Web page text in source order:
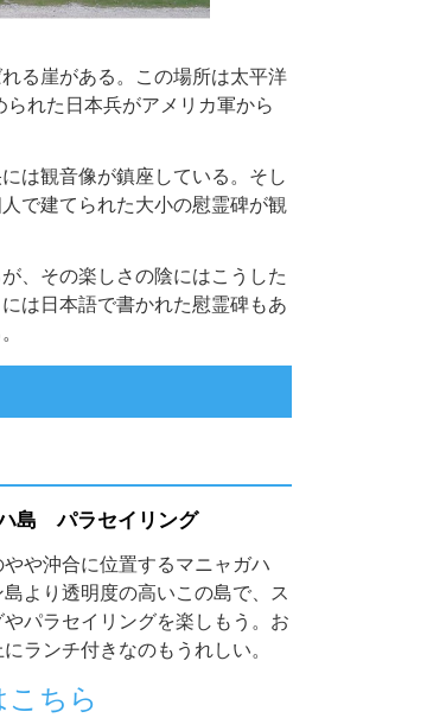
る崖がある。この場所は太平洋
れた日本兵がアメリカ軍から
は観音像が鎮座している。そし
で建てられた大小の慰霊碑が観
、その楽しさの陰にはこうした
は日本語で書かれた慰霊碑もあ